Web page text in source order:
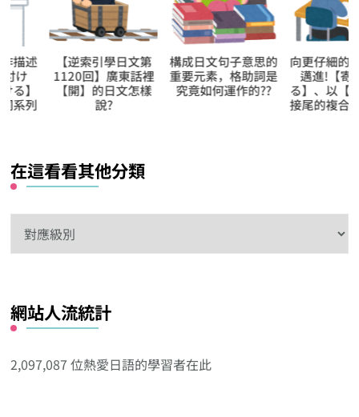
【逆索引學日文第
1120回】廣東話裡
【開】的日文怎樣
構成日文句子意思的
重要元素，格助詞是
究竟如何運作的??
向更仔細的動作描述
邁進!【寄せ集め
る】、以【集める】
接尾的複合動詞系列
在這看看其他分類
其
他
類
網站人流統計
2,097,087 位熱愛日語的學習者在此